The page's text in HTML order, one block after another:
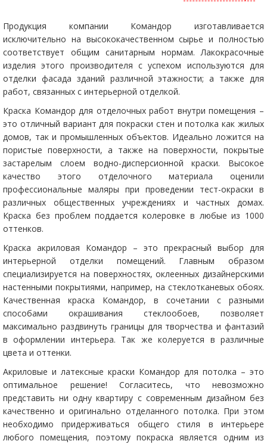
Продукция компании Командор изготавливается
исключительно на высококачественном сырье и полностью
соответствует общим санитарным нормам. Лакокрасочные
изделия этого производителя с успехом используются для
отделки фасада зданий различной этажности; а также для
работ, связанных с интерьерной отделкой.
Краска Командор для отделочных работ внутри помещения –
это отличный вариант для покраски стен и потолка как жилых
домов, так и промышленных объектов. Идеально ложится на
пористые поверхности, а также на поверхности, покрытые
застарелым слоем водно-дисперсионной краски. Высокое
качество этого отделочного материала оценили
профессиональные маляры при проведении тест-окраски в
различных общественных учреждениях и частных домах.
Краска без проблем поддается колеровке в любые из 1000
оттенков.
Краска акриловая Командор – это прекрасный выбор для
интерьерной отделки помещений. Главным образом
специализируется на поверхностях, оклеенных дизайнерскими
настенными покрытиями, например, на стеклотканевых обоях.
Качественная краска Командор, в сочетании с разными
способами окрашивания стеклообоев, позволяет
максимально раздвинуть границы для творчества и фантазий
в оформлении интерьера. Так же колеруется в различные
цвета и оттенки.
Акриловые и латексные краски Командор для потолка – это
оптимальное решение! Согласитесь, что невозможно
представить ни одну квартиру с современным дизайном без
качественно и оригинально отделанного потолка. При этом
необходимо придерживаться общего стиля в интерьере
любого помещения, поэтому покраска является одним из